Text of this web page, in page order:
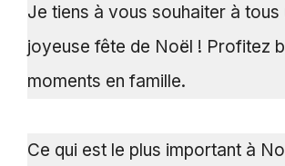
Je tiens à vous souhaiter à tous
joyeuse fête de Noël ! Profitez
moments en famille.
Ce qui est le plus important à